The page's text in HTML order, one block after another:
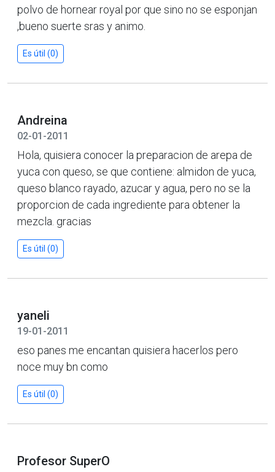
polvo de hornear royal por que sino no se esponjan
,bueno suerte sras y animo.
Es útil (0)
Andreina
02-01-2011
Hola, quisiera conocer la preparacion de arepa de
yuca con queso, se que contiene: almidon de yuca,
queso blanco rayado, azucar y agua, pero no se la
proporcion de cada ingrediente para obtener la
mezcla. gracias
Es útil (0)
yaneli
19-01-2011
eso panes me encantan quisiera hacerlos pero
noce muy bn como
Es útil (0)
Profesor SuperO